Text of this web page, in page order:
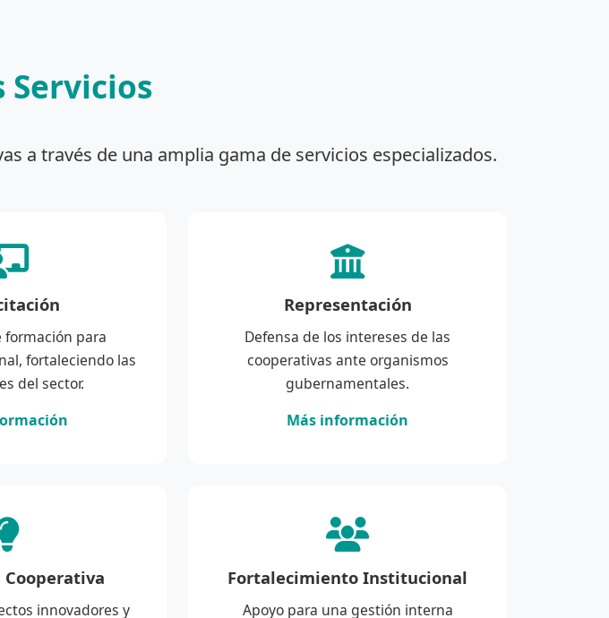
Servicios
a través de una amplia gama de servicios especializados.
formación para
fortaleciendo las
del sector.
Representación
Defensa de los intereses de las
cooperativas ante organismos
gubernamentales.
Más información
innovadores y
Fortalecimiento Institucional
Apoyo para una gestión interna